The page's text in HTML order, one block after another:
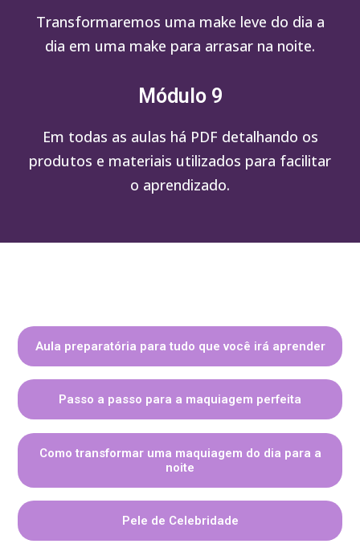
Transformaremos uma make leve do dia a
dia em uma make para arrasar na noite.
Módulo 9
Em todas as aulas há PDF detalhando os
produtos e materiais utilizados para facilitar
o aprendizado.
Aula preparatória para tudo que você irá aprender
Passo a passo para a maquiagem perfeita
Como transformar uma maquiagem do dia para a
noite
Pele de Celebridade